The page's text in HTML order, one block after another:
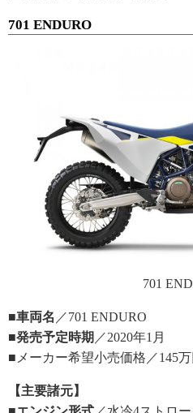
701 ENDURO
701
■車両名 ／701 ENDURO
■発売予定時期 ／2020年1月
■メーカー希望小売価格／145万
【主要諸元】